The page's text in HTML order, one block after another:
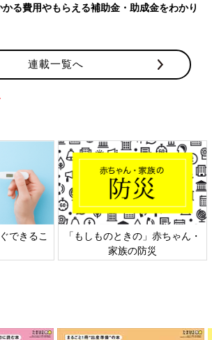
る費用やもらえる補助金・助成金をわかり
連載一覧へ
できるこ
「もしものときの」赤ちゃん・
家族の防災